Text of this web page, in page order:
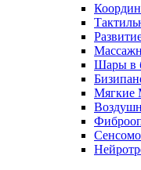
Шары в
Мягкие